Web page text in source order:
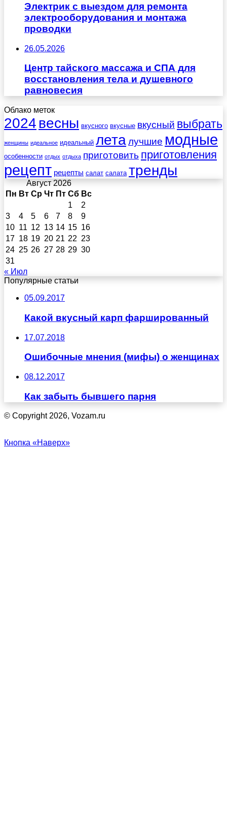
Электрик с выездом для ремонта
электрооборудования и монтажа
проводки
26.05.2026
Центр тайского массажа и СПА для
восстановления тела и душевного
равновесия
Облако меток
2024 весны вкусного вкусные вкусный выбрать
женщины идеальное идеальный леталучшие модные
особенности отдых отдыха приготовить приготовления
рецепт рецепты салат салата тренды
Август 2026
Пн Вт Ср Чт Пт Сб Вс
1
2
3
4 5 6 7 8
9
10 11 12 13 14 15 16
17 18 19 20 21 22 23
24 25 26 27 28 29 30
31
« Июл
Популярные статьи
05.09.2017
Какой вкусный карп фаршированный
17.07.2018
Ошибочные мнения (мифы) о женщинах
08.12.2017
Как забыть бывшего парня
© Copyright 2026, Vozam.ru
Кнопка «Наверх»